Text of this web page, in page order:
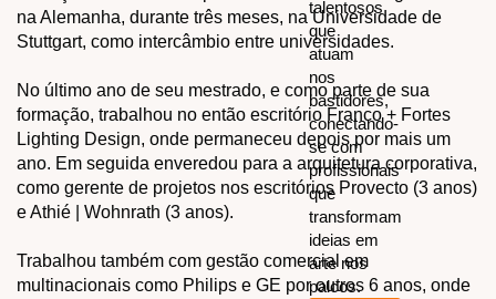
talentosos
que
atuam
nos
bastidores,
conectando-
se com
profissionais
que
transformam
ideias em
arte nos
palcos.
na Alemanha, durante três meses, na Universidade de
Stuttgart, como intercâmbio entre universidades.
No último ano de seu mestrado, e como parte de sua
formação, trabalhou no então escritório Franco + Fortes
Lighting Design, onde permaneceu depois por mais um
ano. Em seguida enveredou para a arquitetura corporativa,
como gerente de projetos nos escritórios Provecto (3 anos)
e Athié | Wohnrath (3 anos).
Trabalhou também com gestão comercial em
multinacionais como Philips e GE por outros 6 anos, onde